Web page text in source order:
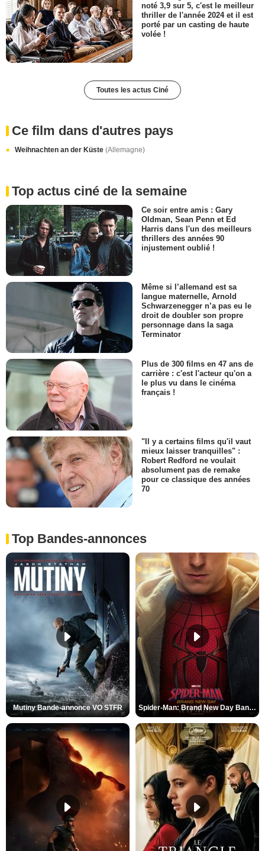
noté 3,9 sur 5, c'est le meilleur
thriller de l'année 2024 et il est
porté par un casting de haute
volée !
Toutes les actus Ciné
Ce film dans d'autres pays
Weihnachten an der Küste (Allemagne)
Top actus ciné de la semaine
Ce soir entre amis : Gary
Oldman, Sean Penn et Ed
Harris dans l'un des meilleurs
thrillers des années 90
injustement oublié !
Même si l’allemand est sa
langue maternelle, Arnold
Schwarzenegger n’a pas eu le
droit de doubler son propre
personnage dans la saga
Terminator
Plus de 300 films en 47 ans de
carrière : c'est l'acteur qu'on a
le plus vu dans le cinéma
français !
"Il y a certains films qu'il vaut
mieux laisser tranquilles" :
Robert Redford ne voulait
absolument pas de remake
pour ce classique des années
70
Top Bandes-annonces
Mutiny Bande-annonce VO STFR Spider-Man: Brand New Day Bande-annonce VO STFR